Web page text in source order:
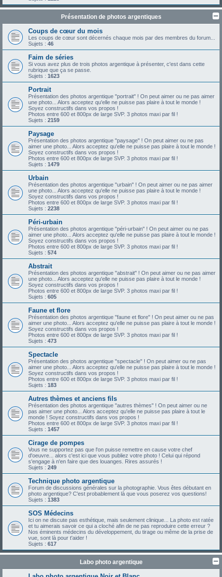
Présentation de photos argentiques
Coups de cœur du mois
Les coups de cœur sont décernés chaque mois par des membres du forum...
Sujets : 46
Faim de séries
Si vous avez plus de trois photos argentique à présenter, c'est dans cette
rubrique que ça se passe.
Sujets : 1623
Portrait
Présentation des photos argentique "portrait" ! On peut aimer ou ne pas aimer
une photo... Alors acceptez qu'elle ne puisse pas plaire à tout le monde !
Soyez constructifs dans vos propos !
Photos entre 600 et 800px de large SVP. 3 photos maxi par fil !
Sujets : 2159
Paysage
Présentation des photos argentique "paysage" ! On peut aimer ou ne pas
aimer une photo... Alors acceptez qu'elle ne puisse pas plaire à tout le monde !
Soyez constructifs dans vos propos !
Photos entre 600 et 800px de large SVP. 3 photos maxi par fil !
Sujets : 1479
Urbain
Présentation des photos argentique "urbain" ! On peut aimer ou ne pas aimer
une photo... Alors acceptez qu'elle ne puisse pas plaire à tout le monde !
Soyez constructifs dans vos propos !
Photos entre 600 et 800px de large SVP. 3 photos maxi par fil !
Sujets : 2238
Péri-urbain
Présentation des photos argentique "péri-urbain" ! On peut aimer ou ne pas
aimer une photo... Alors acceptez qu'elle ne puisse pas plaire à tout le monde !
Soyez constructifs dans vos propos !
Photos entre 600 et 800px de large SVP. 3 photos maxi par fil !
Sujets : 574
Abstrait
Présentation des photos argentique "abstrait" ! On peut aimer ou ne pas aimer
une photo... Alors acceptez qu'elle ne puisse pas plaire à tout le monde !
Soyez constructifs dans vos propos !
Photos entre 600 et 800px de large SVP. 3 photos maxi par fil !
Sujets : 605
Faune et flore
Présentation des photos argentique "faune et flore" ! On peut aimer ou ne pas
aimer une photo... Alors acceptez qu'elle ne puisse pas plaire à tout le monde !
Soyez constructifs dans vos propos !
Photos entre 600 et 800px de large SVP. 3 photos maxi par fil !
Sujets : 473
Spectacle
Présentation des photos argentique "spectacle" ! On peut aimer ou ne pas
aimer une photo... Alors acceptez qu'elle ne puisse pas plaire à tout le monde !
Soyez constructifs dans vos propos !
Photos entre 600 et 800px de large SVP. 3 photos maxi par fil !
Sujets : 183
Autres thèmes et anciens fils
Présentation des photos argentique "autres thèmes" ! On peut aimer ou ne
pas aimer une photo... Alors acceptez qu'elle ne puisse pas plaire à tout le
monde ! Soyez constructifs dans vos propos !
Photos entre 600 et 800px de large SVP. 3 photos maxi par fil !
Sujets : 1457
Cirage de pompes
Vous ne supportez pas que l'on puisse remettre en cause votre chef
d'oeuvre... alors c'est ici que vous publiez votre photo ! Celui qui répond
s'engage à n'en faire que des louanges. Rires assurés !
Sujets : 249
Technique photo argentique
Forum de discussions générales sur la photographie. Vous êtes débutant en
photo argentique? C'est probablement là que vous poserez vos questions!
Sujets : 1383
SOS Médecins
Ici on ne discute pas esthétique, mais seulement clinique... La photo est ratée
et tu aimerais savoir ce qui a cloché afin de ne pas reproduire cette erreur ?
Nos éminents médecins du développement, du tirage ou même de la prise de
vue, sont là pour t'aider !
Sujets : 617
Labo photo argentique